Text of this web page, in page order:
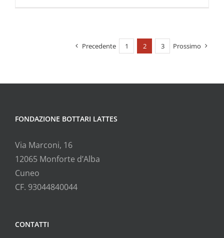
Precedente 1 2 3 Prossimo
FONDAZIONE BOTTARI LATTES
Via Marconi, 16
12065 Monforte d’Alba
Cuneo
CF. 93044840044
CONTATTI